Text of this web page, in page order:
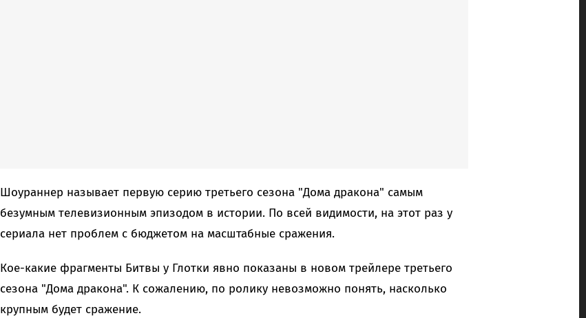
Шоураннер называет первую серию третьего сезона "Дома дракона" самым
безумным телевизионным эпизодом в истории. По всей видимости, на этот раз у
сериала нет проблем с бюджетом на масштабные сражения.
Кое-какие фрагменты Битвы у Глотки явно показаны в новом трейлере третьего
сезона "Дома дракона". К сожалению, по ролику невозможно понять, насколько
крупным будет сражение.